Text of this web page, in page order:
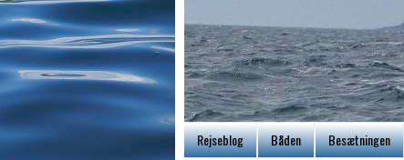
Rejseblog Båden Besætningen